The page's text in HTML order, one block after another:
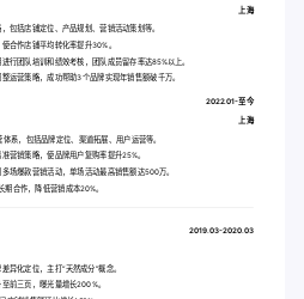
上海
包括店铺定位、产品规划、营销活动策划等。
合作店铺平均转化率提升30%。
行团队培训和绩效考核，团队成员留存率达85%以上。
运营策略，成功帮助3个品牌实现年销售额破千万。
2022.01-至今
上海
系，包括品牌定位、渠道拓展、用户运营等。
营销策略，使品牌用户复购率提升25%。
场爆款营销活动，单场活动最高销售额达500万。
合作，降低营销成本20%。
2019.03-2020.03
异化定位，主打“天然成分”概念。
前三页，曝光量增长200%。